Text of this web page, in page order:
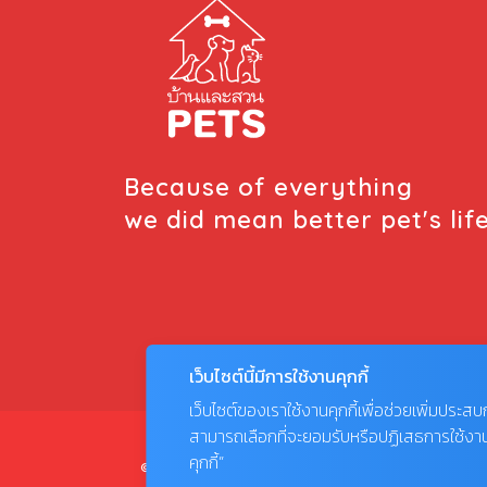
ภาวะแมวมองแดง เช่น เปอร์เซีย หิมาลายัน และ
แรกดอลล์ เป็นต้น เนื่องจากเป็นภาวะที่เป็นความ
ผิดปกติทางพันธุกรรม ความผิดนี้ถึงถ่ายทอดต่อ
ยังไปยังรุ่นลูกได้ และยังพบว่า การเกิดภาวะ
อัณฑะทองแดง ยังเกิดจากความผิดปกติของ
ระบบสืบพันธุ์ของแมวตัวผู้ช่วงหลังคลอด การ
สังเกตว่าแมวตัวไหนเป็น แมวทองแดง ในแมวที่
สมบูรณ์ปกติ ลูกอัณฑะจะเคลื่อนตัวลงมาใน
ความสำเร็จในการผสมพันธุ์ค่อนข้างต่ำ การตรวจ
วินิจฉัยโดยสัตวแพทย์ […]
Because of everything
we did mean better pet's
© COPYRIGHT 2026 AME IMAGINATIVE
เว็บไซต์นี้มีการใช้งานคุกกี้
เว็บไซต์ของเราใช้งานคุกกี้เพื่อช่วยเพิ่มประ
สามารถเลือกที่จะยอมรับหรือปฏิเสธการใช้ง
คุกกี้”